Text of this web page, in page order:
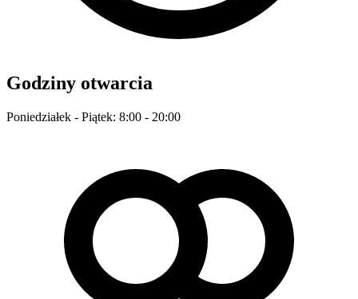
Godziny otwarcia
Poniedziałek - Piątek: 8:00 - 20:00